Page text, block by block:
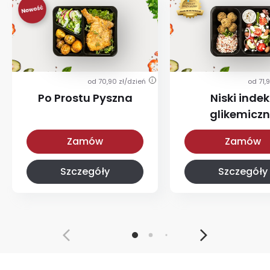
od 70,90 zł/dzień i
Po Prostu Pyszna
Zamów
Szczegóły
od
Niski
Zamów
Szczegóły